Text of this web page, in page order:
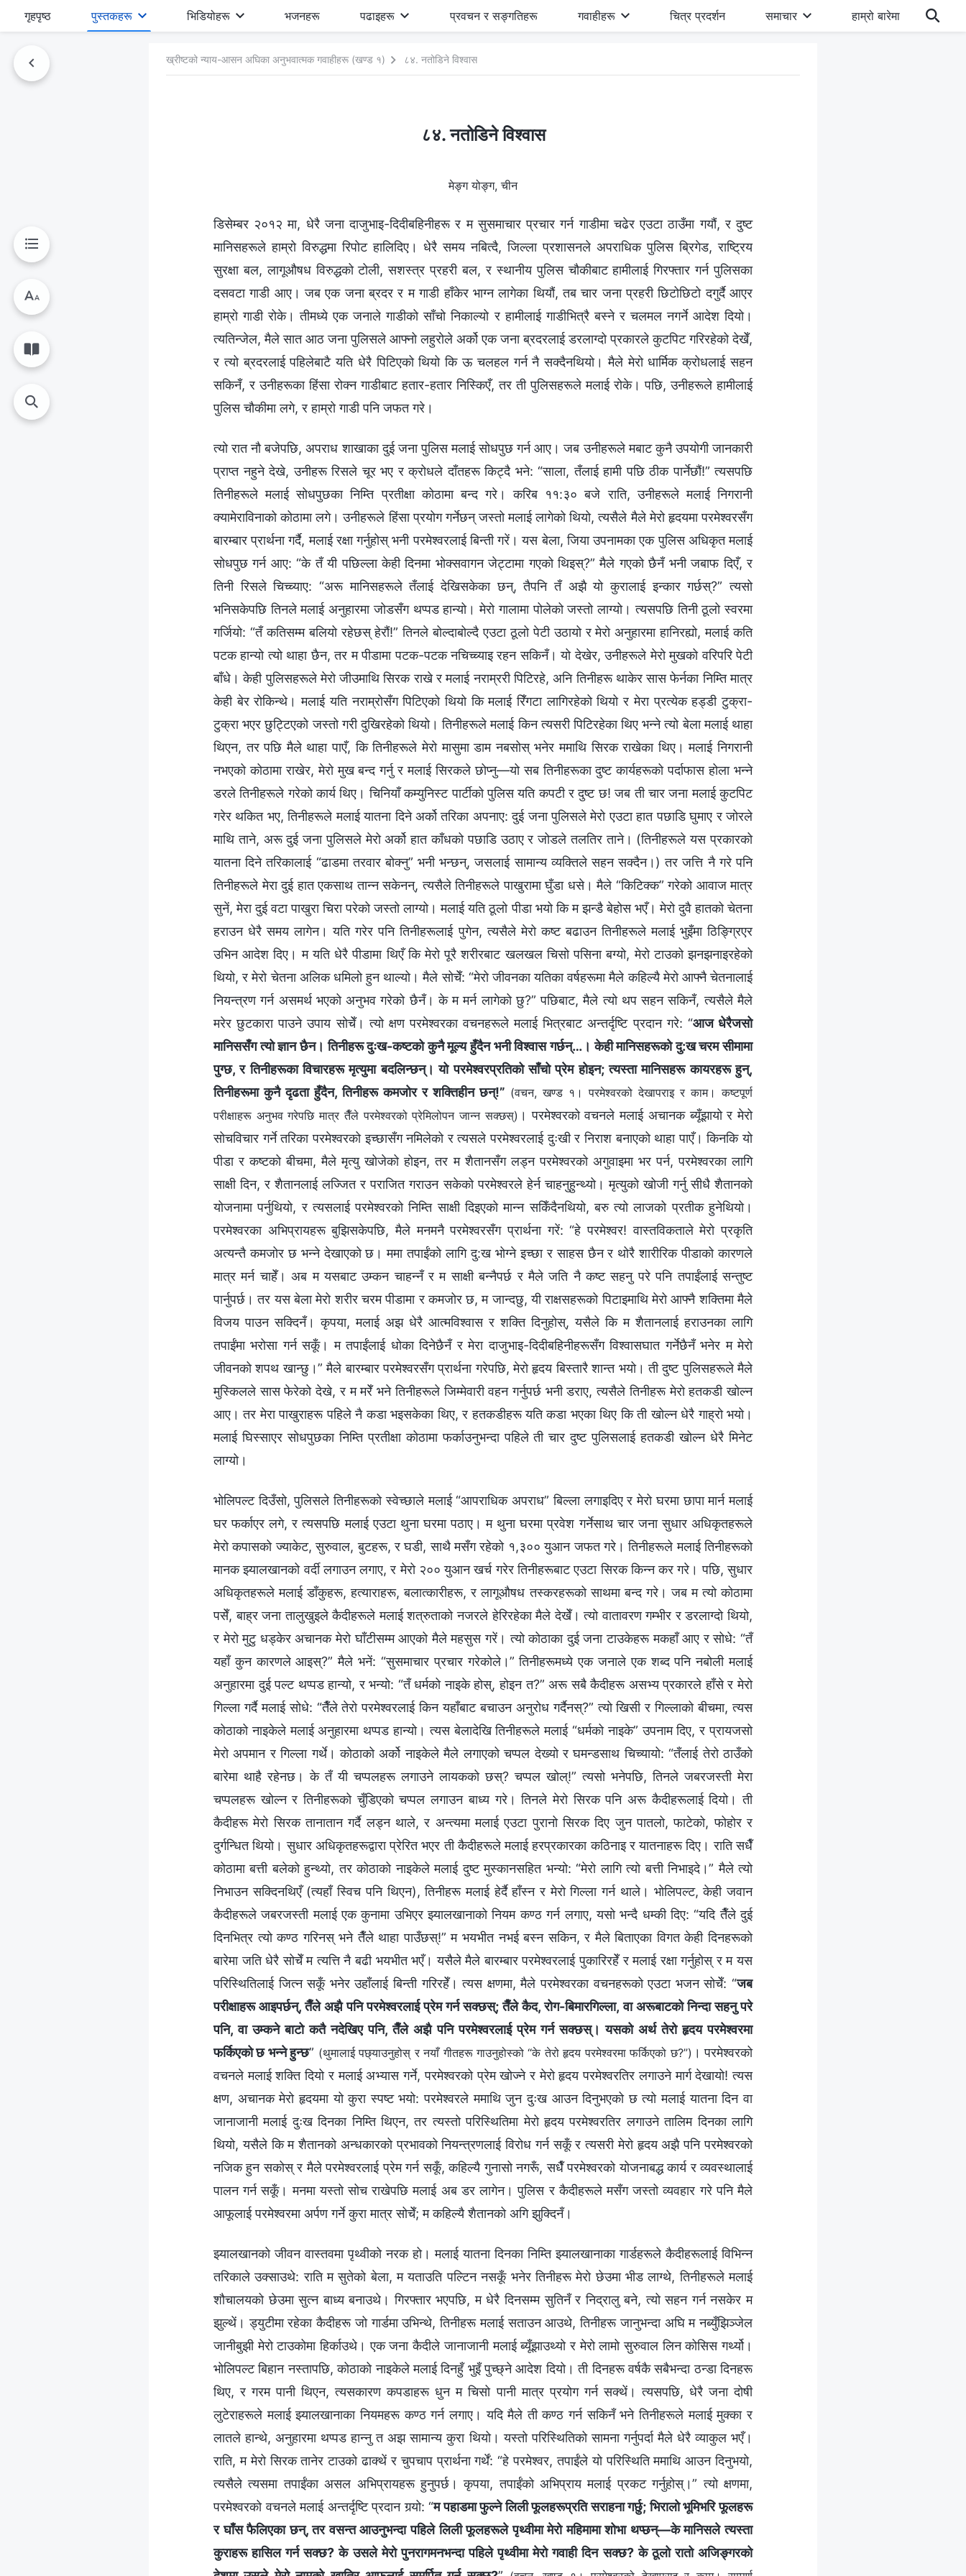
गृहपृष्ठ पुस्तकहरू भिडियोहरू भजनहरू पढाइहरू प्रवचन र सङ्गतिहरू गवाहीहरू चित्र प्रदर्शन समाचार हाम्रो बारेमा
ख्रीष्‍टको न्याय-आसन अघिका अनुभवात्मक गवाहीहरू (खण्ड १) ८४. नतोडिने विश्‍वास
८४. नतोडिने विश्‍वास
मेङ्ग योङ्ग, चीन
डिसेम्बर २०१२ मा, धेरै जना दाजुभाइ-दिदीबहिनीहरू र म सुसमाचार प्रचार गर्न गाडीमा चढेर एउटा ठाउँमा गयौं, र दुष्ट
मानिसहरूले हाम्रो विरुद्धमा रिपोट हालिदिए। धेरै समय नबित्दै, जिल्ला प्रशासनले अपराधिक पुलिस ब्रिगेड, राष्ट्रिय
सुरक्षा बल, लागूऔषध विरुद्धको टोली, सशस्त्र प्रहरी बल, र स्थानीय पुलिस चौकीबाट हामीलाई गिरफ्तार गर्न पुलिसका
दसवटा गाडी आए। जब एक जना ब्रदर र म गाडी हाँकेर भाग्न लागेका थियौं, तब चार जना प्रहरी छिटोछिटो दगुर्दै आएर
हाम्रो गाडी रोके। तीमध्ये एक जनाले गाडीको साँचो निकाल्यो र हामीलाई गाडीभित्रै बस्ने र चलमल नगर्ने आदेश दियो।
त्यतिन्जेल, मैले सात आठ जना पुलिसले आफ्‍नो लहुरोले अर्को एक जना ब्रदरलाई डरलाग्दो प्रकारले कुटपिट गरिरहेको देखेँ,
र त्यो ब्रदरलाई पहिलेबाटै यति धेरै पिटिएको थियो कि ऊ चलहल गर्न नै सक्दैनथियो। मैले मेरो धार्मिक क्रोधलाई सहन
सकिनँ, र उनीहरूका हिंसा रोक्न गाडीबाट हतार-हतार निस्किएँ, तर ती पुलिसहरूले मलाई रोके। पछि, उनीहरूले हामीलाई
पुलिस चौकीमा लगे, र हाम्रो गाडी पनि जफत गरे।
त्यो रात नौ बजेपछि, अपराध शाखाका दुई जना पुलिस मलाई सोधपुछ गर्न आए। जब उनीहरूले मबाट कुनै उपयोगी जानकारी
प्राप्त नहुने देखे, उनीहरू रिसले चूर भए र क्रोधले दाँतहरू किट्दै भने: “साला, तँलाई हामी पछि ठीक पार्नेछौं!” त्यसपछि
तिनीहरूले मलाई सोधपुछका निम्ति प्रतीक्षा कोठामा बन्द गरे। करिब ११:३० बजे राति, उनीहरूले मलाई निगरानी
क्यामेराविनाको कोठामा लगे। उनीहरूले हिंसा प्रयोग गर्नेछन् जस्तो मलाई लागेको थियो, त्यसैले मैले मेरो हृदयमा परमेश्‍वरसँग
बारम्बार प्रार्थना गर्दै, मलाई रक्षा गर्नुहोस् भनी परमेश्‍वरलाई बिन्ती गरें। यस बेला, जिया उपनामका एक पुलिस अधिकृत मलाई
सोधपुछ गर्न आए: “के तँ यी पछिल्ला केही दिनमा भोक्सवागन जेट्टामा गएको थिइस्?” मैले गएको छैनँ भनी जबाफ दिएँ, र
तिनी रिसले चिच्च्याए: “अरू मानिसहरूले तँलाई देखिसकेका छन्, तैपनि तँ अझै यो कुरालाई इन्कार गर्छस्?” त्यसो
भनिसकेपछि तिनले मलाई अनुहारमा जोडसँग थप्पड हान्यो। मेरो गालामा पोलेको जस्तो लाग्यो। त्यसपछि तिनी ठूलो स्वरमा
गर्जियो: “तँ कतिसम्म बलियो रहेछस् हेरौं!” तिनले बोल्दाबोल्दै एउटा ठूलो पेटी उठायो र मेरो अनुहारमा हानिरह्यो, मलाई कति
पटक हान्यो त्यो थाहा छैन, तर म पीडामा पटक-पटक नचिच्च्याइ रहन सकिनँ। यो देखेर, उनीहरूले मेरो मुखको वरिपरि पेटी
बाँधे। केही पुलिसहरूले मेरो जीउमाथि सिरक राखे र मलाई नराम्ररी पिटिरहे, अनि तिनीहरू थाकेर सास फेर्नका निम्ति मात्र
केही बेर रोकिन्थे। मलाई यति नराम्रोसँग पिटिएको थियो कि मलाई रिँगटा लागिरहेको थियो र मेरा प्रत्येक हड्डी टुक्रा-
टुक्रा भएर छुट्टिएको जस्तो गरी दुखिरहेको थियो। तिनीहरूले मलाई किन त्यसरी पिटिरहेका थिए भन्‍ने त्यो बेला मलाई थाहा
थिएन, तर पछि मैले थाहा पाएँ, कि तिनीहरूले मेरो मासुमा डाम नबसोस् भनेर ममाथि सिरक राखेका थिए। मलाई निगरानी
नभएको कोठामा राखेर, मेरो मुख बन्द गर्नु र मलाई सिरकले छोप्नु—यो सब तिनीहरूका दुष्ट कार्यहरूको पर्दाफास होला भन्ने
डरले तिनीहरूले गरेको कार्य थिए। चिनियाँ कम्युनिस्ट पार्टीको पुलिस यति कपटी र दुष्ट छ! जब ती चार जना मलाई कुटपिट
गरेर थकित भए, तिनीहरूले मलाई यातना दिने अर्को तरिका अपनाए: दुई जना पुलिसले मेरो एउटा हात पछाडि घुमाए र जोरले
माथि ताने, अरू दुई जना पुलिसले मेरो अर्को हात काँधको पछाडि उठाए र जोडले तलतिर ताने। (तिनीहरूले यस प्रकारको
यातना दिने तरिकालाई “ढाडमा तरवार बोक्नु” भनी भन्छन्, जसलाई सामान्य व्यक्तिले सहन सक्दैन।) तर जत्ति नै गरे पनि
तिनीहरूले मेरा दुई हात एकसाथ तान्न सकेनन्, त्यसैले तिनीहरूले पाखुरामा घुँडा धसे। मैले “किटिक्‍क” गरेको आवाज मात्र
सुनें, मेरा दुई वटा पाखुरा चिरा परेको जस्तो लाग्यो। मलाई यति ठूलो पीडा भयो कि म झन्डै बेहोस भएँ। मेरो दुवै हातको चेतना
हराउन धेरै समय लागेन। यति गरेर पनि तिनीहरूलाई पुगेन, त्यसैले मेरो कष्ट बढाउन तिनीहरूले मलाई भुइँमा ठिङ्ग्रिएर
उभिन आदेश दिए। म यति धेरै पीडामा थिएँ कि मेरो पूरै शरीरबाट खलखल चिसो पसिना बग्यो, मेरो टाउको झनझनाइरहेको
थियो, र मेरो चेतना अलिक धमिलो हुन थाल्यो। मैले सोचेँ: “मेरो जीवनका यतिका वर्षहरूमा मैले कहिल्यै मेरो आफ्नै चेतनालाई
नियन्त्रण गर्न असमर्थ भएको अनुभव गरेको छैनँ। के म मर्न लागेको छु?” पछिबाट, मैले त्यो थप सहन सकिनँ, त्यसैले मैले
मरेर छुटकारा पाउने उपाय सोचेँ। त्यो क्षण परमेश्‍वरका वचनहरूले मलाई भित्रबाट अन्तर्दृष्टि प्रदान गरे: “आज धेरैजसो
मानिससँग त्यो ज्ञान छैन। तिनीहरू दुःख-कष्टको कुनै मूल्य हुँदैन भनी विश्‍वास गर्छन्…। केही मानिसहरूको दु:ख चरम सीमामा
पुग्छ, र तिनीहरूका विचारहरू मृत्युमा बदलिन्छन्। यो परमेश्‍वरप्रतिको साँचो प्रेम होइन; त्यस्ता मानिसहरू कायरहरू हुन्,
तिनीहरूमा कुनै दृढता हुँदैन, तिनीहरू कमजोर र शक्तिहीन छन्!” (वचन, खण्ड १। परमेश्‍वरको देखापराइ र काम। कष्टपूर्ण
परीक्षाहरू अनुभव गरेपछि मात्र तैँले परमेश्‍वरको प्रेमिलोपन जान्न सक्छस्) । परमेश्‍वरको वचनले मलाई अचानक ब्यूँझायो र मेरो
सोचविचार गर्ने तरिका परमेश्‍वरको इच्छासँग नमिलेको र त्यसले परमेश्‍वरलाई दुःखी र निराश बनाएको थाहा पाएँ। किनकि यो
पीडा र कष्टको बीचमा, मैले मृत्यु खोजेको होइन, तर म शैतानसँग लड्न परमेश्‍वरको अगुवाइमा भर पर्न, परमेश्‍वरका लागि
साक्षी दिन, र शैतानलाई लज्जित र पराजित गराउन सकेको परमेश्‍वरले हेर्न चाहनुहुन्थ्यो। मृत्युको खोजी गर्नु सीधै शैतानको
योजनामा पर्नुथियो, र त्यसलाई परमेश्‍वरको निम्ति साक्षी दिइएको मान्न सकिँदैनथियो, बरु त्यो लाजको प्रतीक हुनेथियो।
परमेश्‍वरका अभिप्रायहरू बुझिसकेपछि, मैले मनमनै परमेश्‍वरसँग प्रार्थना गरें: “हे परमेश्‍वर! वास्तविकताले मेरो प्रकृति
अत्यन्तै कमजोर छ भन्‍ने देखाएको छ। ममा तपाईंको लागि दु:ख भोग्ने इच्छा र साहस छैन र थोरै शारीरिक पीडाको कारणले
मात्र मर्न चाहेँ। अब म यसबाट उम्कन चाहन्नँ र म साक्षी बन्नैपर्छ र मैले जति नै कष्ट सहनु परे पनि तपाईंलाई सन्तुष्ट
पार्नुपर्छ। तर यस बेला मेरो शरीर चरम पीडामा र कमजोर छ, म जान्दछु, यी राक्षसहरूको पिटाइमाथि मेरो आफ्नै शक्तिमा मैले
विजय पाउन सक्दिनँ। कृपया, मलाई अझ धेरै आत्मविश्‍वास र शक्ति दिनुहोस्, यसैले कि म शैतानलाई हराउनका लागि
तपाईंमा भरोसा गर्न सकूँ। म तपाईंलाई धोका दिनेछैनँ र मेरा दाजुभाइ-दिदीबहिनीहरूसँग विश्‍वासघात गर्नेछैनँ भनेर म मेरो
जीवनको शपथ खान्छु।” मैले बारम्बार परमेश्‍वरसँग प्रार्थना गरेपछि, मेरो हृदय बिस्तारै शान्त भयो। ती दुष्ट पुलिसहरूले मैले
मुस्किलले सास फेरेको देखे, र म मरेँ भने तिनीहरूले जिम्मेवारी वहन गर्नुपर्छ भनी डराए, त्यसैले तिनीहरू मेरो हतकडी खोल्न
आए। तर मेरा पाखुराहरू पहिले नै कडा भइसकेका थिए, र हतकडीहरू यति कडा भएका थिए कि ती खोल्न धेरै गाह्रो भयो।
मलाई घिस्साएर सोधपुछका निम्ति प्रतीक्षा कोठामा फर्काउनुभन्दा पहिले ती चार दुष्ट पुलिसलाई हतकडी खोल्न धेरै मिनेट
लाग्यो।
भोलिपल्ट दिउँसो, पुलिसले तिनीहरूको स्वेच्छाले मलाई “आपराधिक अपराध” बिल्‍ला लगाइदिए र मेरो घरमा छापा मार्न मलाई
घर फर्काएर लगे, र त्यसपछि मलाई एउटा थुना घरमा पठाए। म थुना घरमा प्रवेश गर्नेसाथ चार जना सुधार अधिकृतहरूले
मेरो कपासको ज्याकेट, सुरुवाल, बुटहरू, र घडी, साथै मसँग रहेको १,३०० युआन जफत गरे। तिनीहरूले मलाई तिनीहरूको
मानक झ्यालखानको वर्दी लगाउन लगाए, र मेरो २०० युआन खर्च गरेर तिनीहरूबाट एउटा सिरक किन्न कर गरे। पछि, सुधार
अधिकृतहरूले मलाई डाँकुहरू, हत्याराहरू, बलात्कारीहरू, र लागूऔषध तस्करहरूको साथमा बन्द गरे। जब म त्यो कोठामा
पसेँ, बाह्र जना तालुखुइले कैदीहरूले मलाई शत्रुताको नजरले हेरिरहेका मैले देखेँ। त्यो वातावरण गम्भीर र डरलाग्दो थियो,
र मेरो मुटु धड्केर अचानक मेरो घाँटीसम्म आएको मैले महसुस गरें। त्यो कोठाका दुई जना टाउकेहरू मकहाँ आए र सोधे: “तँ
यहाँ कुन कारणले आइस्?” मैले भनें: “सुसमाचार प्रचार गरेकोले।” तिनीहरूमध्ये एक जनाले एक शब्द पनि नबोली मलाई
अनुहारमा दुई पल्ट थप्पड हान्यो, र भन्यो: “तँ धर्मको नाइके होस्, होइन त?” अरू सबै कैदीहरू असभ्य प्रकारले हाँसे र मेरो
गिल्ला गर्दै मलाई सोधे: “तैँले तेरो परमेश्‍वरलाई किन यहाँबाट बचाउन अनुरोध गर्दैनस्?” त्यो खिसी र गिल्लाको बीचमा, त्यस
कोठाको नाइकेले मलाई अनुहारमा थप्पड हान्यो। त्यस बेलादेखि तिनीहरूले मलाई “धर्मको नाइके” उपनाम दिए, र प्रायजसो
मेरो अपमान र गिल्ला गर्थे। कोठाको अर्को नाइकेले मैले लगाएको चप्पल देख्यो र घमन्डसाथ चिच्यायो: “तँलाई तेरो ठाउँको
बारेमा थाहै रहेनछ। के तँ यी चप्पलहरू लगाउने लायकको छस्? चप्पल खोल्!” त्यसो भनेपछि, तिनले जबरजस्ती मेरा
चप्पलहरू खोल्न र तिनीहरूको चुँडिएको चप्पल लगाउन बाध्य गरे। तिनले मेरो सिरक पनि अरू कैदीहरूलाई दियो। ती
कैदीहरू मेरो सिरक तानातान गर्दै लड्न थाले, र अन्त्यमा मलाई एउटा पुरानो सिरक दिए जुन पातलो, फाटेको, फोहोर र
दुर्गन्धित थियो। सुधार अधिकृतहरूद्वारा प्रेरित भएर ती कैदीहरूले मलाई हरप्रकारका कठिनाइ र यातनाहरू दिए। राति सधैँ
कोठामा बत्ती बलेको हुन्थ्यो, तर कोठाको नाइकेले मलाई दुष्ट मुस्कानसहित भन्यो: “मेरो लागि त्यो बत्ती निभाइदे।” मैले त्यो
निभाउन सक्दिनथिएँ (त्यहाँ स्विच पनि थिएन), तिनीहरू मलाई हेर्दै हाँस्न र मेरो गिल्ला गर्न थाले। भोलिपल्ट, केही जवान
कैदीहरूले जबरजस्ती मलाई एक कुनामा उभिएर झ्यालखानाको नियम कण्ठ गर्न लगाए, यसो भन्दै धम्की दिए: “यदि तैँले दुई
दिनभित्र त्यो कण्ठ गरिनस् भने तैँले थाहा पाउँछस्!” म भयभीत नभई बस्‍न सकिन, र मैले बिताएका विगत केही दिनहरूको
बारेमा जति धेरै सोचेँ म त्यत्ति नै बढी भयभीत भएँ। यसैले मैले बारम्बार परमेश्‍वरलाई पुकारिरहेँ र मलाई रक्षा गर्नुहोस् र म यस
परिस्थितिलाई जित्न सकूँ भनेर उहाँलाई बिन्ती गरिरहेँ। त्यस क्षणमा, मैले परमेश्‍वरका वचनहरूको एउटा भजन सोचेँ: “जब
परीक्षाहरू आइपर्छन्, तैँले अझै पनि परमेश्‍वरलाई प्रेम गर्न सक्छस्; तैँले कैद, रोग-बिमारगिल्‍ला, वा अरूबाटको निन्दा सहनु परे
पनि, वा उम्कने बाटो कतै नदेखिए पनि, तैँले अझै पनि परमेश्‍वरलाई प्रेम गर्न सक्छस्। यसको अर्थ तेरो हृदय परमेश्‍वरमा
फर्किएको छ भन्‍ने हुन्छ” (थुमालाई पछ्याउनुहोस् र नयाँ गीतहरू गाउनुहोस्को “के तेरो हृदय परमेश्‍वरमा फर्किएको छ?”) । परमेश्‍वरको
वचनले मलाई शक्ति दियो र मलाई अभ्यास गर्ने, परमेश्‍वरको प्रेम खोज्ने र मेरो हृदय परमेश्‍वरतिर लगाउने मार्ग देखायो! त्यस
क्षण, अचानक मेरो हृदयमा यो कुरा स्पष्ट भयो: परमेश्‍वरले ममाथि जुन दुःख आउन दिनुभएको छ त्यो मलाई यातना दिन वा
जानाजानी मलाई दुःख दिनका निम्ति थिएन, तर त्यस्तो परिस्थितिमा मेरो हृदय परमेश्‍वरतिर लगाउने तालिम दिनका लागि
थियो, यसैले कि म शैतानको अन्धकारको प्रभावको नियन्त्रणलाई विरोध गर्न सकूँ र त्यसरी मेरो हृदय अझै पनि परमेश्‍वरको
नजिक हुन सकोस् र मैले परमेश्‍वरलाई प्रेम गर्न सकूँ, कहिल्यै गुनासो नगरूँ, सधैँ परमेश्‍वरको योजनाबद्ध कार्य र व्यवस्थालाई
पालन गर्न सकूँ। मनमा यस्तो सोच राखेपछि मलाई अब डर लागेन। पुलिस र कैदीहरूले मसँग जस्तो व्यवहार गरे पनि मैले
आफूलाई परमेश्‍वरमा अर्पण गर्ने कुरा मात्र सोचेँ; म कहिल्यै शैतानको अगि झुक्दिनँ।
झ्यालखानको जीवन वास्तवमा पृथ्वीको नरक हो। मलाई यातना दिनका निम्ति झ्यालखानाका गार्डहरूले कैदीहरूलाई विभिन्न
तरिकाले उक्साउथे: राति म सुतेको बेला, म यताउति पल्टिन नसकूँ भनेर तिनीहरू मेरो छेउमा भीड लाग्थे, तिनीहरूले मलाई
शौचालयको छेउमा सुत्न बाध्य बनाउथे। गिरफ्तार भएपछि, म धेरै दिनसम्म सुतिनँ र निद्रालु बने, त्यो सहन गर्न नसकेर म
झुल्थें। ड्युटीमा रहेका कैदीहरू जो गार्डमा उभिन्थे, तिनीहरू मलाई सताउन आउथे, तिनीहरू जानुभन्दा अघि म नब्युँझिञ्जेल
जानीबुझी मेरो टाउकोमा हिर्काउथे। एक जना कैदीले जानाजानी मलाई ब्यूँझाउथ्यो र मेरो लामो सुरुवाल लिन कोसिस गर्थ्यो।
भोलिपल्ट बिहान नस्तापछि, कोठाको नाइकेले मलाई दिनहुँ भुइँ पुच्छ्ने आदेश दियो। ती दिनहरू वर्षकै सबैभन्दा ठन्डा दिनहरू
थिए, र गरम पानी थिएन, त्यसकारण कपडाहरू धुन म चिसो पानी मात्र प्रयोग गर्न सक्थें। त्यसपछि, धेरै जना दोषी
लुटेराहरूले मलाई झ्यालखानाका नियमहरू कण्ठ गर्न लगाए। यदि मैले ती कण्ठ गर्न सकिनँ भने तिनीहरूले मलाई मुक्का र
लातले हान्थे, अनुहारमा थप्पड हान्नु त अझ सामान्य कुरा थियो। यस्तो परिस्थितिको सामना गर्नुपर्दा मैले धेरै व्याकुल भएँ।
राति, म मेरो सिरक तानेर टाउको ढाक्थें र चुपचाप प्रार्थना गर्थें: “हे परमेश्‍वर, तपाईंले यो परिस्थिति ममाथि आउन दिनुभयो,
त्यसैले त्यसमा तपाईंका असल अभिप्रायहरू हुनुपर्छ। कृपया, तपाईंको अभिप्राय मलाई प्रकट गर्नुहोस्।” त्यो क्षणमा,
परमेश्‍वरको वचनले मलाई अन्तर्दृष्टि प्रदान गर्‍यो: “म पहाडमा फुल्‍ने लिली फूलहरूप्रति सराहना गर्छु; भिरालो भूमिभरि फूलहरू
र घाँस फैलिएका छन्, तर वसन्त आउनुभन्दा पहिले लिली फूलहरूले पृथ्वीमा मेरो महिमामा शोभा थप्छन्—के मानिसले त्यस्ता
कुराहरू हासिल गर्न सक्छ? के उसले मेरो पुनरागमनभन्दा पहिले पृथ्वीमा मेरो गवाही दिन सक्छ? के ठूलो रातो अजिङ्गरको